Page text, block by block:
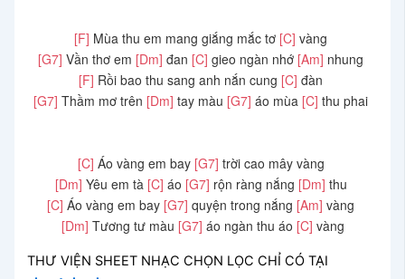
[F] Mùa thu em mang giắng mắc tơ [C] vàng
[G7] Vần thơ em [Dm] đan [C] gieo ngàn nhớ [Am] nhung
[F] Rồi bao thu sang anh nắn cung [C] đàn
[G7] Thầm mơ trên [Dm] tay màu [G7] áo mùa [C] thu phai
[C] Áo vàng em bay [G7] trời cao mây vàng
[Dm] Yêu em tà [C] áo [G7] rộn ràng nắng [Dm] thu
[C] Áo vàng em bay [G7] quyện trong nắng [Am] vàng
[Dm] Tương tư màu [G7] áo ngàn thu áo [C] vàng
THƯ VIỆN SHEET NHẠC CHỌN LỌC CHỈ CÓ TẠI